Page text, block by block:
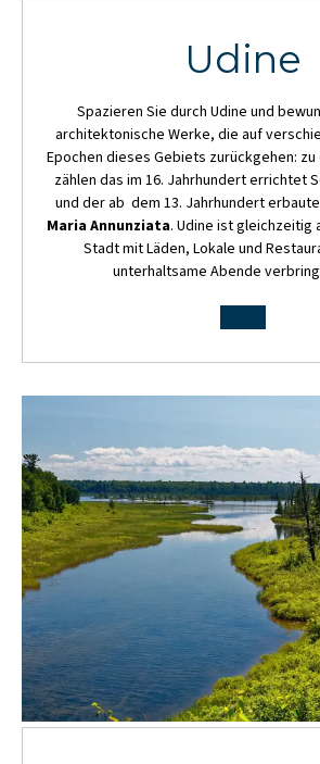
Udine
Spazieren Sie durch Udine und
architektonische Werke, die auf
Epochen dieses Gebiets zurückgehen:
zählen das im 16. Jahrhundert errichtet
und der ab dem 13. Jahrhundert erbaute
Maria Annunziata. Udine ist gleichzeitig
Stadt mit Läden, Lokale und
unterhaltsame Abende